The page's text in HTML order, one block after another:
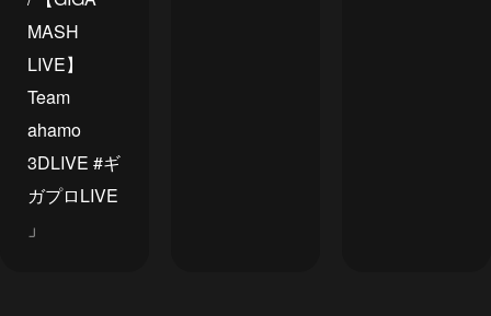
MASH
LIVE】
Team
ahamo
3DLIVE #ギ
ガプロLIVE
」